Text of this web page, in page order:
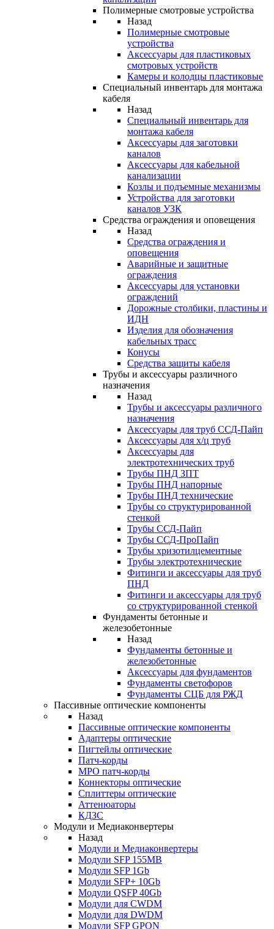
Полимерные смотровые устройства
Назад
Полимерные смотровые
устройства
Аксессуары для пластиковых
смотровых устройств
Камеры и колодцы пластиковые
Специальный инвентарь для монтажа
кабеля
Назад
Специальный инвентарь для
монтажа кабеля
Аксессуары для заготовки
каналов
Аксессуары для кабельной
канализации
Козлы и подъемные механизмы
Устройства для заготовки
каналов УЗК
Средства ограждения и оповещения
Назад
Средства ограждения и
оповещения
Аварийные и защитные
ограждения
Аксессуары для установки
ограждений
Дорожные столбики, пластины и
ИДН
Изделия для обозначения
кабельных трасс
Конусы
Средства защиты кабеля
Трубы и аксессуары различного
назначения
Назад
Трубы и аксессуары различного
назначения
Аксессуары для труб ССД-Пайп
Аксессуары для х/ц труб
Аксессуары для
электротехнических труб
Трубы ПНД ЗПТ
Трубы ПНД напорные
Трубы ПНД технические
Трубы со структурированной
стенкой
Трубы ССД-Пайп
Трубы ССД-ПроПайп
Трубы хризотилцементные
Трубы электротехнические
Фитинги и аксессуары для труб
ПНД
Фитинги и аксессуары для труб
со структурированной стенкой
Фундаменты бетонные и
железобетонные
Назад
Фундаменты бетонные и
железобетонные
Аксессуары для фундаментов
Фундаменты светофоров
Фундаменты СЦБ для РЖД
Пассивные оптические компоненты
Назад
Пассивные оптические компоненты
Адаптеры оптические
Пигтейлы оптические
Патч-корды
MPO патч-корды
Коннекторы оптические
Сплиттеры оптические
Аттенюаторы
КДЗС
Модули и Медиаконвертеры
Назад
Модули и Медиаконвертеры
Модули SFP 155MB
Модули SFP 1Gb
Модули SFP+ 10Gb
Модули QSFP 40Gb
Модули для CWDM
Модули для DWDM
Модули SFP GPON